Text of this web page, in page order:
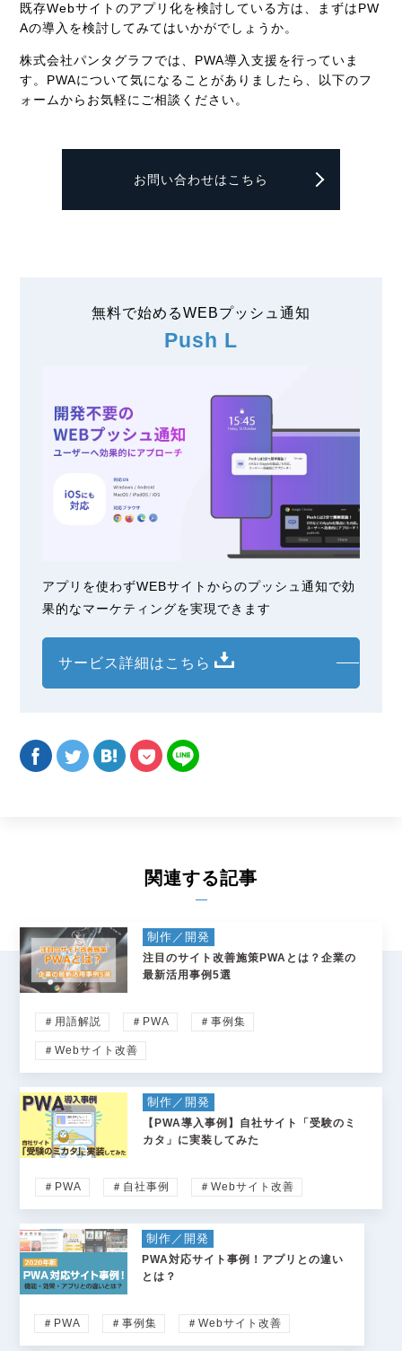
既存Webサイトのアプリ化を検討している方は、まずはPW
Aの導入を検討してみてはいかがでしょうか。
株式会社パンタグラフでは、PWA導入支援を行っていま
す。PWAについて気になることがありましたら、以下のフ
ォームからお気軽にご相談ください。
お問い合わせはこちら
無料で始めるWEBプッシュ通知
Push L
アプリを使わずWEBサイトからのプッシュ通知で効
果的なマーケティングを実現できます
サービス詳細はこちら
関連する記事
制作／開発
注目のサイト改善施策PWAとは？企業の
最新活用事例5選
＃用語解説 ＃PWA ＃事例集
＃Webサイト改善
制作／開発
【PWA導入事例】自社サイト「受験のミ
カタ」に実装してみた
＃PWA ＃自社事例 ＃Webサイト改善
制作／開発
PWA対応サイト事例！アプリとの違い
とは？
＃PWA ＃事例集 ＃Webサイト改善